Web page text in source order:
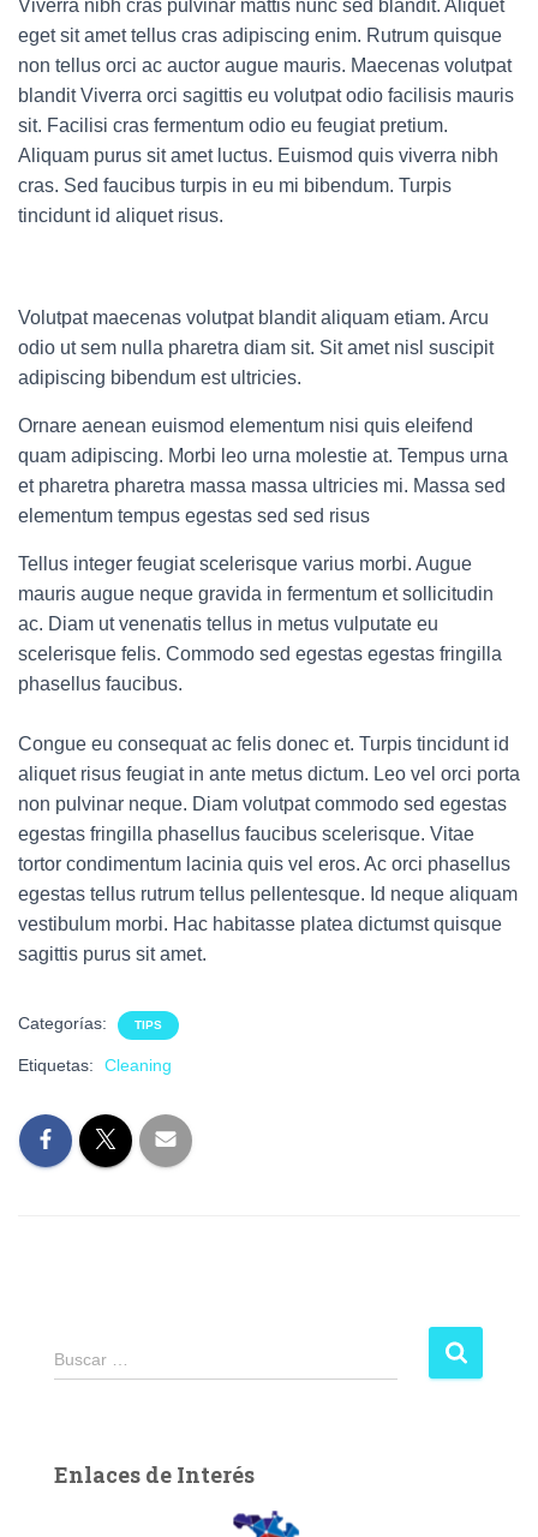
Viverra nibh cras pulvinar mattis nunc sed blandit. Aliquet
eget sit amet tellus cras adipiscing enim. Rutrum quisque
non tellus orci ac auctor augue mauris. Maecenas volutpat
blandit Viverra orci sagittis eu volutpat odio facilisis mauris
sit. Facilisi cras fermentum odio eu feugiat pretium.
Aliquam purus sit amet luctus. Euismod quis viverra nibh
cras. Sed faucibus turpis in eu mi bibendum. Turpis
tincidunt id aliquet risus.
Volutpat maecenas volutpat blandit aliquam etiam. Arcu
odio ut sem nulla pharetra diam sit. Sit amet nisl suscipit
adipiscing bibendum est ultricies.
Ornare aenean euismod elementum nisi quis eleifend
quam adipiscing. Morbi leo urna molestie at. Tempus urna
et pharetra pharetra massa massa ultricies mi. Massa sed
elementum tempus egestas sed sed risus
Tellus integer feugiat scelerisque varius morbi. Augue
mauris augue neque gravida in fermentum et sollicitudin
ac. Diam ut venenatis tellus in metus vulputate eu
scelerisque felis. Commodo sed egestas egestas fringilla
phasellus faucibus.
Congue eu consequat ac felis donec et. Turpis tincidunt id
aliquet risus feugiat in ante metus dictum. Leo vel orci porta
non pulvinar neque. Diam volutpat commodo sed egestas
egestas fringilla phasellus faucibus scelerisque. Vitae
tortor condimentum lacinia quis vel eros. Ac orci phasellus
egestas tellus rutrum tellus pellentesque. Id neque aliquam
vestibulum morbi. Hac habitasse platea dictumst quisque
sagittis purus sit amet.
Categorías: TIPS
Etiquetas: Cleaning
B
u
r
Buscar …
Enlaces de Interés